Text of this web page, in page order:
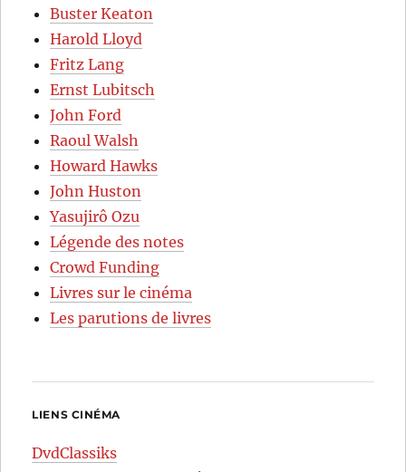
Buster Keaton
Harold Lloyd
Fritz Lang
Ernst Lubitsch
John Ford
Raoul Walsh
Howard Hawks
John Huston
Yasujirô Ozu
Légende des notes
Crowd Funding
Livres sur le cinéma
Les parutions de livres
LIENS CINÉMA
DvdClassiks